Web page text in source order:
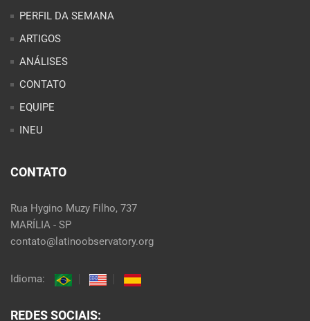
ARTIGOS
ANÁLISES
CONTATO
EQUIPE
INEU
MARÍLIA - SP
contato@latinoobservatory.org